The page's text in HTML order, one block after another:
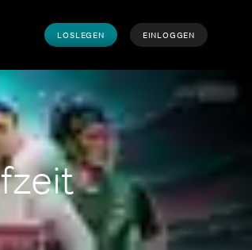
LOSLEGEN EINLOGGEN